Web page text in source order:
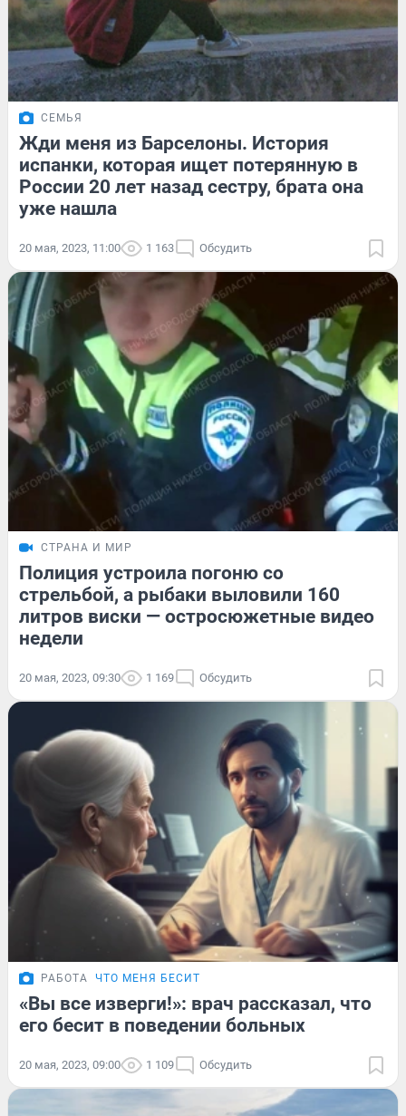
СЕМЬЯ
Жди меня из Барселоны. История
испанки, которая ищет потерянную в
России 20 лет назад сестру, брата она
уже нашла
20 мая, 2023, 11:00 1 163 Обсудить
СТРАНА И МИР
Полиция устроила погоню со
стрельбой, а рыбаки выловили 160
литров виски — остросюжетные видео
недели
20 мая, 2023, 09:30 1 169 Обсудить
РАБОТА ЧТО МЕНЯ БЕСИТ
«Вы все изверги!»: врач рассказал, что
его бесит в поведении больных
20 мая, 2023, 09:00 1 109 Обсудить